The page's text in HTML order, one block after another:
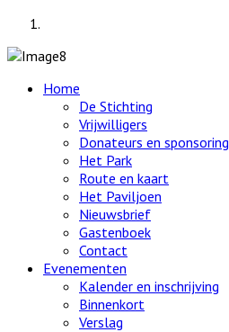
Home
De Stichting
Vrijwilligers
Donateurs en sponsoring
Het Park
Route en kaart
Het Paviljoen
Nieuwsbrief
Gastenboek
Contact
Evenementen
Kalender en inschrijving
Binnenkort
Verslag